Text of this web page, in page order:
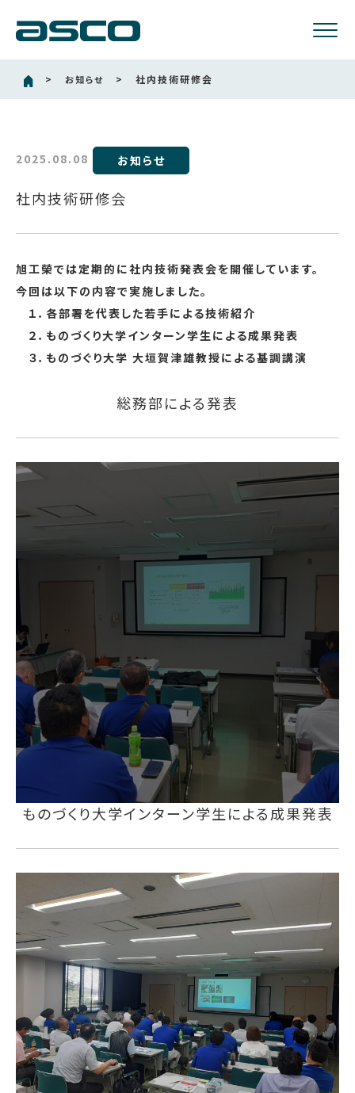
> お知らせ > 社内技術研修会
2025.08.08 お知らせ
社内技術研修会
旭工榮では定期的に社内技術発表会を開催しています。
今回は以下の内容で実施しました。
１．各部署を代表した若手による技術紹介
２．ものづくり大学インターン学生による成果発表
３．ものづぐり大学 大垣賀津雄教授による基調講演
総務部による発表
ものづくり大学インターン学生による成果発表